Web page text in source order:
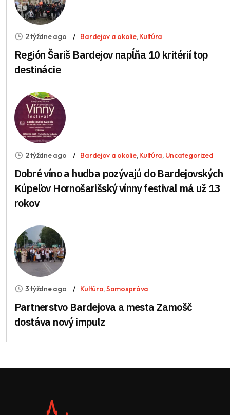
2 týždne ago Bardejov a okolie,Kultúra
Región Šariš Bardejov napĺňa 10 kritérií top
destinácie
2 týždne ago Bardejov a okolie,Kultúra, Uncategorized
Dobré víno a hudba pozývajú do Bardejovských
Kúpeľov Hornošarišský vínny festival má už 13
rokov
3 týždne ago Kultúra,Samospráva
Partnerstvo Bardejova a mesta Zamošč
dostáva nový impulz